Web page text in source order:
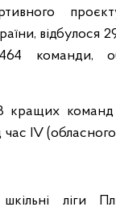
відбулося
команди,
кращих команд
час IV
шкільні ліги